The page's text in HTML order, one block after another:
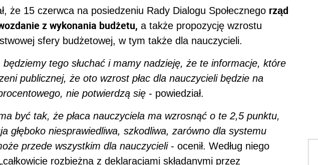
że 15 czerwca na posiedzeniu Rady Dialogu Społecznego rząd
z wykonania budżetu, a także propozycję wzrostu
sfery budżetowej, w tym także dla nauczycieli.
tego słuchać i mamy nadzieję, że te informacje, które
publicznej, że oto wzrost płac dla nauczycieli będzie na
nie potwierdzą się - powiedział.
być tak, że płaca nauczyciela ma wzrosnąć o te 2,5 punktu,
głęboko niesprawiedliwa, szkodliwa, zarówno dla systemu
przede wszystkim dla nauczycieli- ocenił. Według niego
rozbieżna z deklaracjami składanymi przez